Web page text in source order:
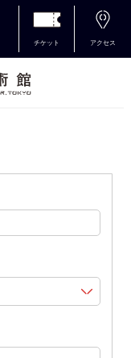
チケット アクセス